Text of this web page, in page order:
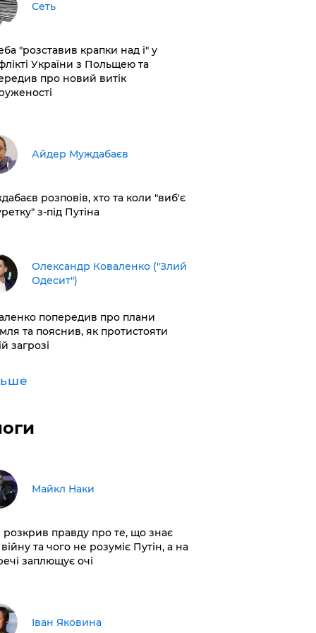
Сеть
"розставив крапки над і" у
України з Польщею та
про новий витік
Айдер Муждабаєв
розповів, хто та коли "виб'є
з-під Путіна
Олександр Коваленко ("Злий
Одесит")
попередив про плани
та пояснив, як протистояти
загрозі
Майкл Наки
розкрив правду про те, що знає
та чого не розуміє Путін, а на
заплющує очі
Іван Яковина